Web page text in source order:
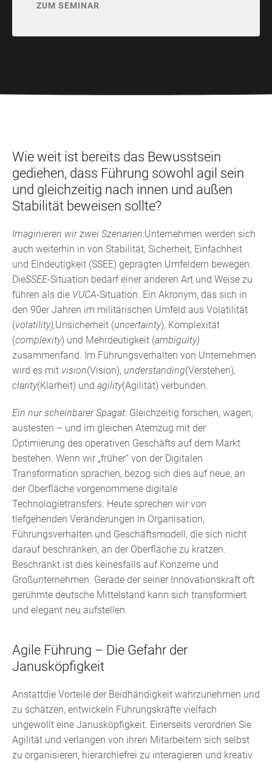
ZUM SEMINAR
Wie weit ist bereits das Bewusstsein
gediehen, dass Führung sowohl agil sein
und gleichzeitig nach innen und außen
Stabilität beweisen sollte?
Imaginieren wir zwei Szenarien:Unternehmen werden sich
auch weiterhin in von Stabilität, Sicherheit, Einfachheit
und Eindeutigkeit (SSEE) geprägten Umfeldern bewegen.
DieSSEE-Situation bedarf einer anderen Art und Weise zu
führen als die VUCA-Situation. Ein Akronym, das sich in
den 90er Jahren im militärischen Umfeld aus Volatilität
(volatility),Unsicherheit (uncertainty), Komplexität
(complexity) und Mehrdeutigkeit (ambiguity)
zusammenfand. Im Führungsverhalten von Unternehmen
wird es mit vision(Vision), understanding(Verstehen),
clarity(Klarheit) und agility(Agilität) verbunden.
Ein nur scheinbarer Spagat: Gleichzeitig forschen, wagen,
austesten – und im gleichen Atemzug mit der
Optimierung des operativen Geschäfts auf dem Markt
bestehen. Wenn wir „früher“ von der Digitalen
Transformation sprachen, bezog sich dies auf neue, an
der Oberfläche vorgenommene digitale
Technologietransfers. Heute sprechen wir von
tiefgehenden Veränderungen in Organisation,
Führungsverhalten und Geschäftsmodell, die sich nicht
darauf beschränken, an der Oberfläche zu kratzen.
Beschränkt ist dies keinesfalls auf Konzerne und
Großunternehmen. Gerade der seiner Innovationskraft oft
gerühmte deutsche Mittelstand kann sich transformiert
und elegant neu aufstellen.
Agile Führung – Die Gefahr der
Janusköpfigkeit
Anstattdie Vorteile der Beidhändigkeit wahrzunehmen und
zu schätzen, entwickeln Führungskräfte vielfach
ungewollt eine Janusköpfigkeit. Einerseits verordnen Sie
Agilität und verlangen von ihren Mitarbeitern sich selbst
zu organisieren, hierarchiefrei zu interagieren und kreativ